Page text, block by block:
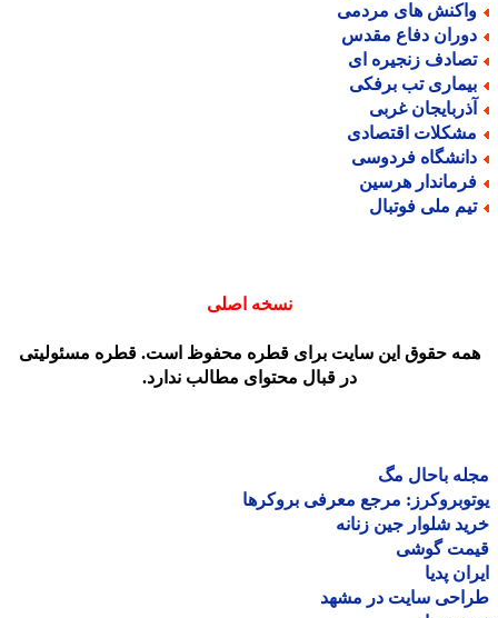
های مردمی
دفاع مقدس
زنجیره ای
تب برفکی
غربی
اقتصادی
فردوسی
هرسین
ملی فوتبال
نسخه اصلی
حقوق این سایت برای قطره محفوظ است. قطره مسئولیتی
در قبال محتوای مطالب ندارد.
باحال مگ
مرجع معرفی بروکرها
شلوار جین زنانه
گوشی
پدیا
سایت در مشهد